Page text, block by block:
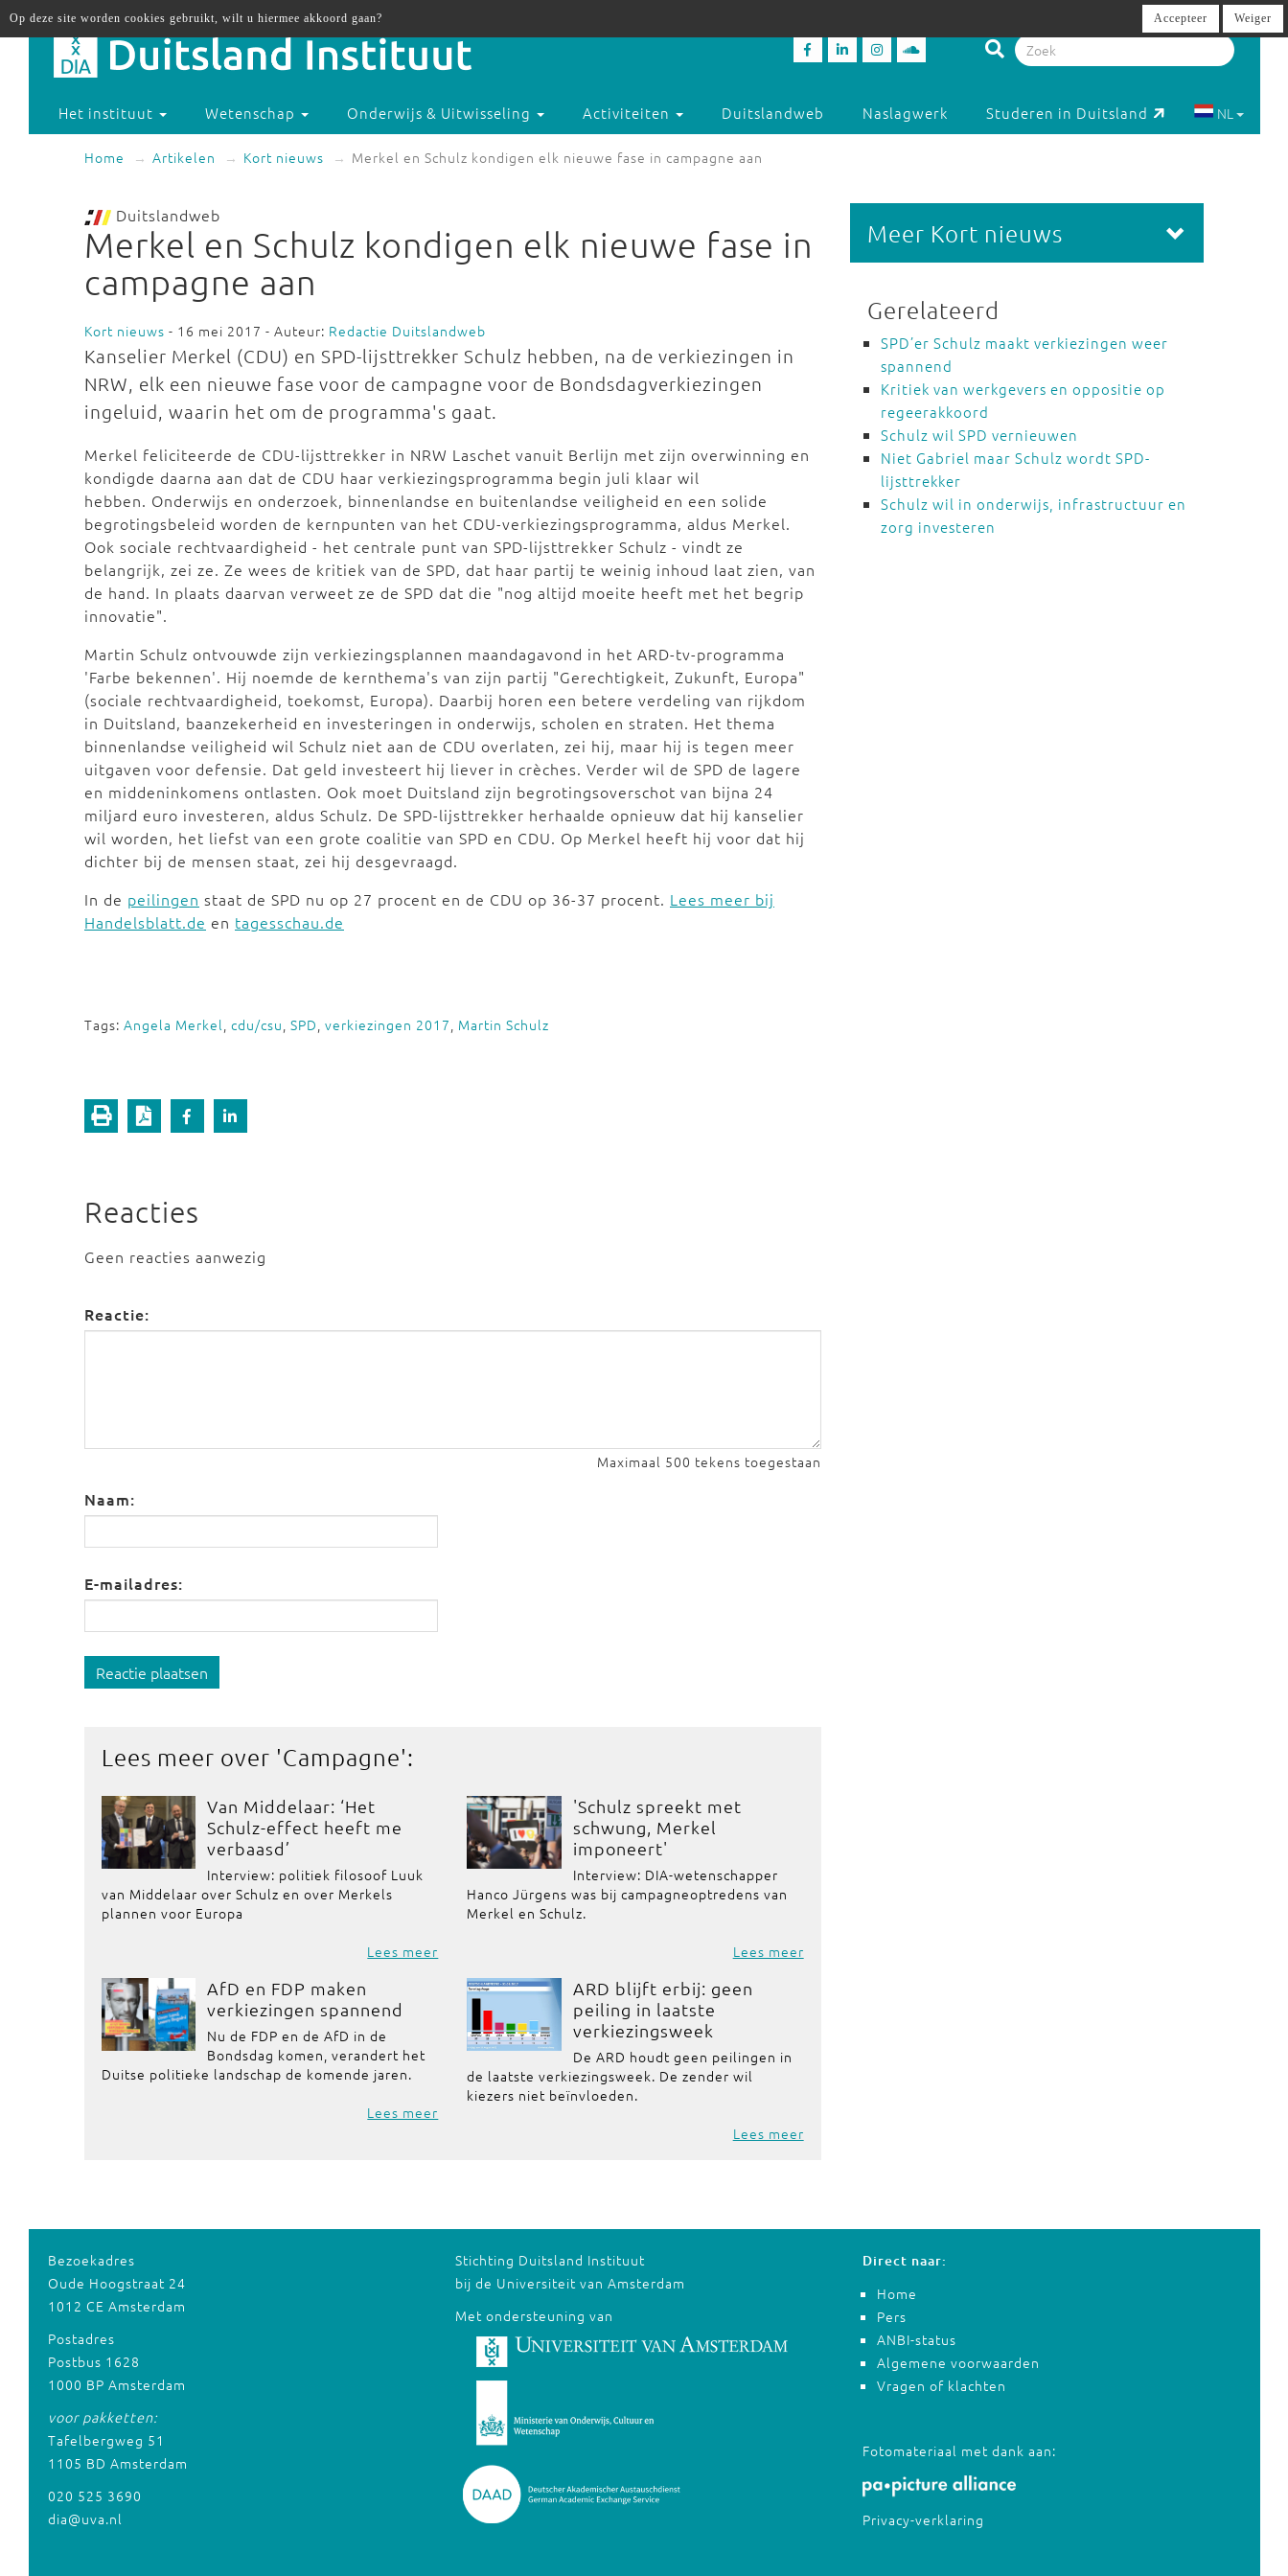
Het instituut Wetenschap Onderwijs & Uitwisseling Activiteiten Duitslandweb Naslagwerk Studeren in Duitsland NL
Home Artikelen Kort nieuws Merkel en Schulz kondigen elk nieuwe fase in campagne aan
Duitslandweb
Merkel en Schulz kondigen elk nieuwe fase in
campagne aan
Kort nieuws - 16 mei 2017 - Auteur: Redactie Duitslandweb
Kanselier Merkel (CDU) en SPD-lijsttrekker Schulz hebben, na de verkiezingen in
NRW, elk een nieuwe fase voor de campagne voor de Bondsdagverkiezingen
ingeluid, waarin het om de programma's gaat.
Merkel feliciteerde de CDU-lijsttrekker in NRW Laschet vanuit Berlijn met zijn overwinning en
kondigde daarna aan dat de CDU haar verkiezingsprogramma begin juli klaar wil
hebben. Onderwijs en onderzoek, binnenlandse en buitenlandse veiligheid en een solide
begrotingsbeleid worden de kernpunten van het CDU-verkiezingsprogramma, aldus Merkel.
Ook sociale rechtvaardigheid - het centrale punt van SPD-lijsttrekker Schulz - vindt ze
belangrijk, zei ze. Ze wees de kritiek van de SPD, dat haar partij te weinig inhoud laat zien, van
de hand. In plaats daarvan verweet ze de SPD dat die "nog altijd moeite heeft met het begrip
innovatie".
Martin Schulz ontvouwde zijn verkiezingsplannen maandagavond in het ARD-tv-programma
'Farbe bekennen'. Hij noemde de kernthema's van zijn partij "Gerechtigkeit, Zukunft, Europa"
(sociale rechtvaardigheid, toekomst, Europa). Daarbij horen een betere verdeling van rijkdom
in Duitsland, baanzekerheid en investeringen in onderwijs, scholen en straten. Het thema
binnenlandse veiligheid wil Schulz niet aan de CDU overlaten, zei hij, maar hij is tegen meer
uitgaven voor defensie. Dat geld investeert hij liever in crèches. Verder wil de SPD de lagere
en middeninkomens ontlasten. Ook moet Duitsland zijn begrotingsoverschot van bijna 24
miljard euro investeren, aldus Schulz. De SPD-lijsttrekker herhaalde opnieuw dat hij kanselier
wil worden, het liefst van een grote coalitie van SPD en CDU. Op Merkel heeft hij voor dat hij
dichter bij de mensen staat, zei hij desgevraagd.
In de peilingen staat de SPD nu op 27 procent en de CDU op 36-37 procent. Lees meer bij
Handelsblatt.de en tagesschau.de
Tags: Angela Merkel, cdu/csu, SPD, verkiezingen 2017, Martin Schulz
Reacties
Geen reacties aanwezig
Reactie:
Maximaal 500 tekens toegestaan
Naam:
E-mailadres:
Reactie plaatsen
Lees meer over 'Campagne':
Van Middelaar: ‘Het
Schulz-effect heeft me
verbaasd’
Interview: politiek filosoof Luuk
van Middelaar over Schulz en over Merkels
plannen voor Europa
Lees meer
'Schulz spreekt met
schwung, Merkel
imponeert'
Interview: DIA-wetenschapper
Hanco Jürgens was bij campagneoptredens van
Merkel en Schulz.
Lees meer
AfD en FDP maken
verkiezingen spannend
Nu de FDP en de AfD in de
Bondsdag komen, verandert het
Duitse politieke landschap de komende jaren.
Lees meer
ARD blijft erbij: geen
peiling in laatste
verkiezingsweek
De ARD houdt geen peilingen in
de laatste verkiezingsweek. De zender wil
kiezers niet beïnvloeden.
Lees meer
Meer Kort nieuws
Gerelateerd
SPD’er Schulz maakt verkiezingen weer
spannend
Kritiek van werkgevers en oppositie op
regeerakkoord
Schulz wil SPD vernieuwen
Niet Gabriel maar Schulz wordt SPD-
lijsttrekker
Schulz wil in onderwijs, infrastructuur en
zorg investeren
Bezoekadres
Oude Hoogstraat 24
1012 CE Amsterdam
Postadres
Postbus 1628
1000 BP Amsterdam
voor pakketten:
Tafelbergweg 51
1105 BD Amsterdam
020 525 3690
dia@uva.nl
Stichting Duitsland Instituut
bij de Universiteit van Amsterdam
Met ondersteuning van
Direct naar:
Home
Pers
ANBI-status
Algemene voorwaarden
Vragen of klachten
Fotomateriaal met dank aan:
Privacy-verklaring
Op deze site worden cookies gebruikt, wilt u hiermee akkoord gaan? Accepteer Weiger